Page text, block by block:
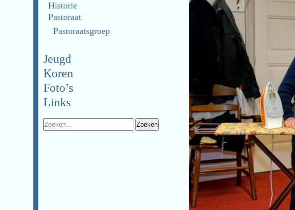
Historie
Pastoraat
Pastoraatsgroep
Jeugd
Koren
Foto’s
Links